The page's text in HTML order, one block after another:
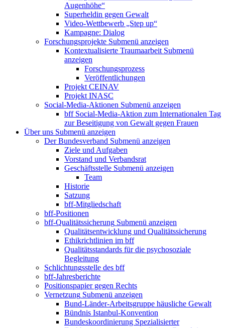
Augenhöhe“
Superheldin gegen Gewalt
Video-Wettbewerb „Step up“
Kampagne: Dialog
Forschungsprojekte Submenü anzeigen
Kontextualisierte Traumaarbeit Submenü
anzeigen
Forschungsprozess
Veröffentlichungen
Projekt CEINAV
Projekt INASC
Social-Media-Aktionen Submenü anzeigen
bff Social-Media-Aktion zum Internationalen Tag
zur Beseitigung von Gewalt gegen Frauen
Über uns Submenü anzeigen
Der Bundesverband Submenü anzeigen
Ziele und Aufgaben
Vorstand und Verbandsrat
Geschäftsstelle Submenü anzeigen
Team
Historie
Satzung
bff-Mitgliedschaft
bff-Positionen
bff-Qualitätssicherung Submenü anzeigen
Qualitätsentwicklung und Qualitätssicherung
Ethikrichtlinien im bff
Qualitätsstandards für die psychosoziale
Begleitung
Schlichtungsstelle des bff
bff-Jahresberichte
Positionspapier gegen Rechts
Vernetzung Submenü anzeigen
Bund-Länder-Arbeitsgruppe häusliche Gewalt
Bündnis Istanbul-Konvention
Bundeskoordinierung Spezialisierter